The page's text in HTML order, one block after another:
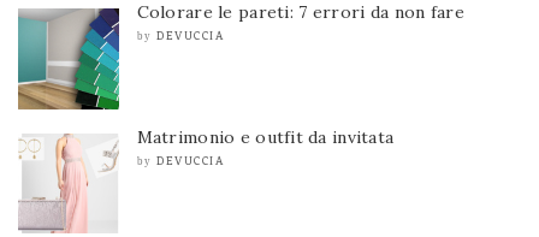
Colorare le pareti: 7 errori da non fare
by DEVUCCIA
Matrimonio e outfit da invitata
by DEVUCCIA